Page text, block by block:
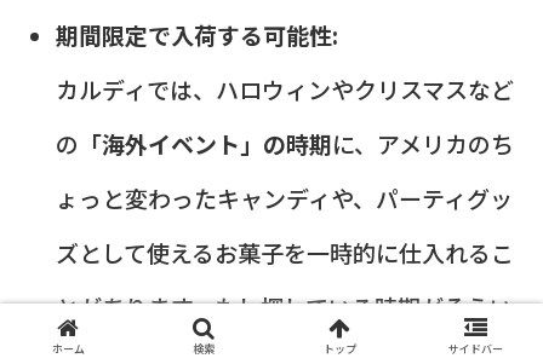
期間限定で入荷する可能性:
カルディでは、ハロウィンやクリスマスなど
の 「海外イベント」の時期に、アメリカのち
ょっと変わったキャンディや、パーティグッ
ズとして使えるお菓子を一時的に仕入れるこ
とがあります。もし探している時期がそうい
ホーム 検索 トップ サイドバー